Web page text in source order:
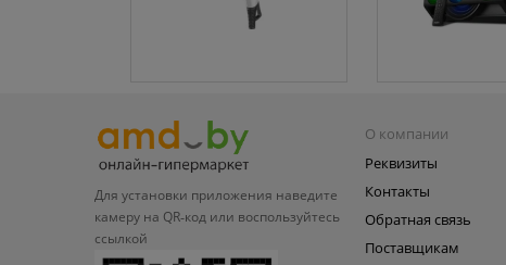
Для установки приложения наведите
камеру на QR‑код или воспользуйтесь
ссылкой
О компании
Реквизиты
Контакты
Обратная связь
Поставщикам